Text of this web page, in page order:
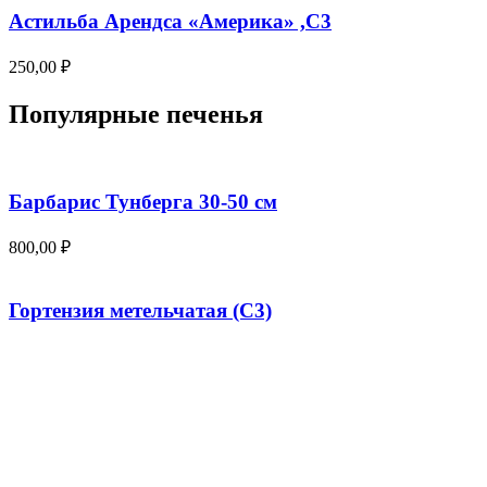
Астильба Арендса «Америка» ,С3
250,00 ₽
Популярные печенья
Барбарис Тунберга 30-50 см
800,00 ₽
Гортензия метельчатая (С3)